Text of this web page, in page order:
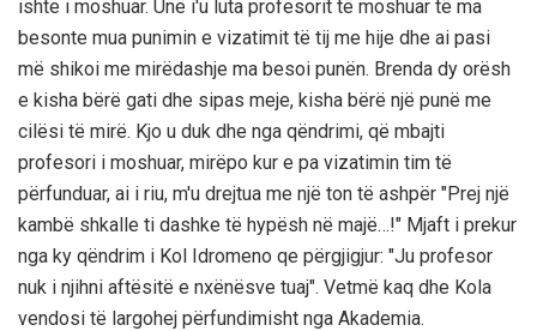
ishte i moshuar. Unë i'u luta profesorit të moshuar të ma
besonte mua punimin e vizatimit të tij me hije dhe ai pasi
më shikoi me mirëdashje ma besoi punën. Brenda dy orësh
e kisha bërë gati dhe sipas meje, kisha bërë një punë me
cilësi të mirë. Kjo u duk dhe nga qëndrimi, që mbajti
profesori i moshuar, mirëpo kur e pa vizatimin tim të
përfunduar, ai i riu, m'u drejtua me një ton të ashpër "Prej një
kambë shkalle ti dashke të hypësh në majë…!" Mjaft i prekur
nga ky qëndrim i Kol Idromeno qe përgjigjur: "Ju profesor
nuk i njihni aftësitë e nxënësve tuaj". Vetmë kaq dhe Kola
vendosi të largohej përfundimisht nga Akademia.